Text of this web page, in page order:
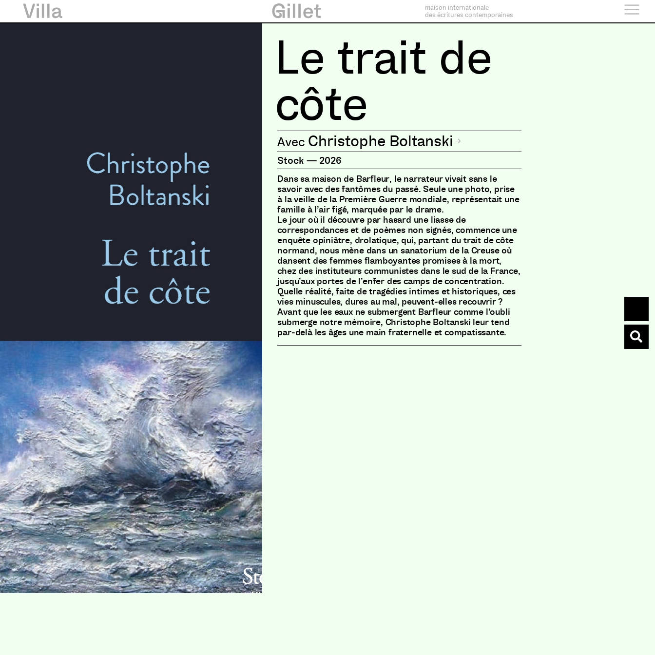
maison internationale
des écritures contemporaines
Le trait de
côte
Christophe Boltanski
Stock — 2026
Dans sa maison de Barfleur, le narrateur vivait sans le
savoir avec des fantômes du passé. Seule une photo, prise
à la veille de la Première Guerre mondiale, représentait une
famille à l’air figé, marquée par le drame.
Le jour où il découvre par hasard une liasse de
correspondances et de poèmes non signés, commence une
enquête opiniâtre, drolatique, qui, partant du trait de côte
normand, nous mène dans un sanatorium de la Creuse où
dansent des femmes flamboyantes promises à la mort,
chez des instituteurs communistes dans le sud de la France,
jusqu’aux portes de l’enfer des camps de concentration.
Quelle réalité, faite de tragédies intimes et historiques, ces
vies minuscules, dures au mal, peuvent-elles recouvrir ?
Avant que les eaux ne submergent Barfleur comme l’oubli
submerge notre mémoire, Christophe Boltanski leur tend
par-delà les âges une main fraternelle et compatissante.